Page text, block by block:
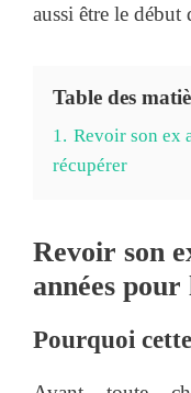
aussi être le
Table des
1. Revoir son ex
récupérer
Revoir son
années
Pourquoi